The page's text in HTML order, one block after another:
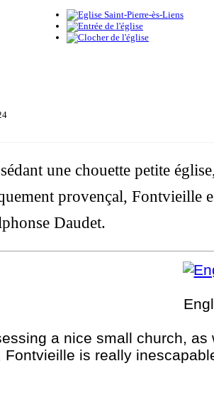
une chouette petite
provençal, Fontvieille
Daudet.
a nice small church,
Fontvieille is really